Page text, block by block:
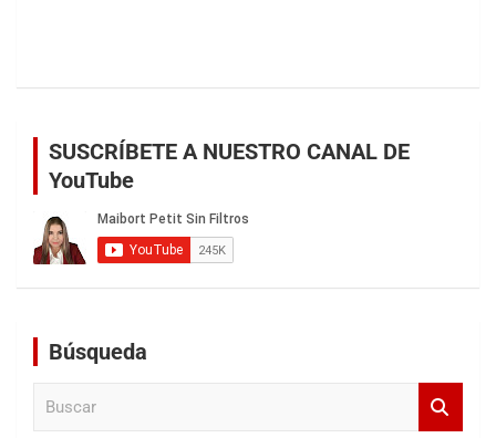
SUSCRÍBETE A NUESTRO CANAL DE
YouTube
Búsqueda